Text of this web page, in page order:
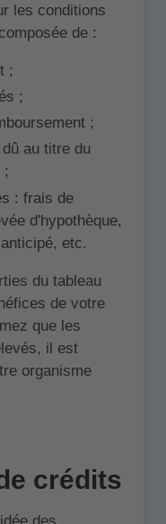
les conditions
de :
;
;
;
au titre du
;
: frais de
d'hypothèque,
etc.
du tableau
de votre
que les
il est
organisme
crédits
des